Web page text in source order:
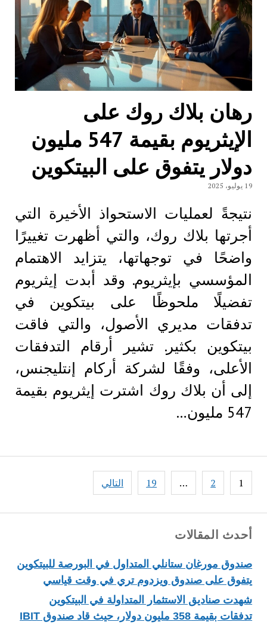
أحدث المقالات
صندوق مورغان ستانلي المتداول في البورصة للبيتكوين
يتفوق على صندوق ويزدوم تري في وقت قياسي
شهدت صناديق الاستثمار المتداولة في البيتكوين
تدفقات بقيمة 358 مليون دولار، حيث قاد صندوق IBIT
رهان بلاك روك على
الإيثريوم بقيمة 547 مليون
دولار يتفوق على البيتكوين
19 يوليو، 2025
نتيجةً لعمليات الاستحواذ الأخيرة التي
أجرتها بلاك روك، والتي أظهرت تغييرًا
واضحًا في توجهاتها، يتزايد الاهتمام
المؤسسي بإيثريوم. وقد أبدت إيثريوم
تفضيلًا ملحوظًا على بيتكوين في
تدفقات مديري الأصول، والتي فاقت
بيتكوين بكثير. تشير أرقام التدفقات
الأعلى، وفقًا لشركة أركام إنتليجنس،
إلى أن بلاك روك اشترت إيثريوم بقيمة
547 مليون…
Posts
pagination
1
2
…
19 التالي